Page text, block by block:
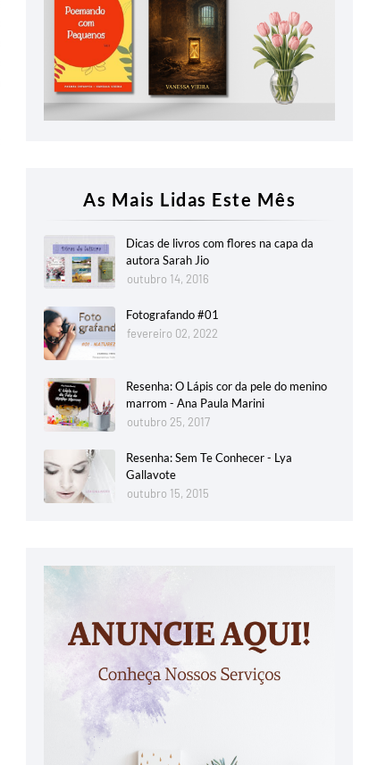
As Mais Lidas Este Mês
Dicas de livros com flores na capa da
autora Sarah Jio
outubro 14, 2016
Fotografando #01
fevereiro 02, 2022
Resenha: O Lápis cor da pele do menino
marrom - Ana Paula Marini
outubro 25, 2017
Resenha: Sem Te Conhecer - Lya
Gallavote
outubro 15, 2015